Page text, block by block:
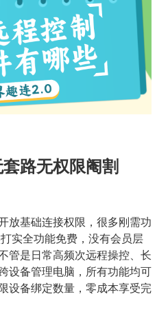
路无权限阉割
放基础连接权限，很多刚需功
实全功能免费，没有会员层
管是日常高频次远程操控、长
设备管理电脑，所有功能均可
设备绑定数量，零成本享受完